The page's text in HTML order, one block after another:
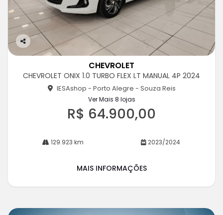
Co
rtil
CHEVROLET
CHEVROLET ONIX 1.0 TURBO FLEX LT MANUAL 4P 2024
IESAshop - Porto Alegre - Souza Reis
Ver Mais 8 lojas
R$ 64.900,00
129.923 km 2023/2024
MAIS INFORMAÇÕES